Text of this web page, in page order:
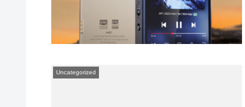
Uncategorized